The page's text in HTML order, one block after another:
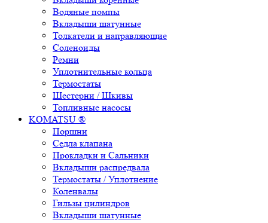
Водяные помпы
Вкладыши шатунные
Толкатели и направляющие
Соленоиды
Ремни
Уплотнительные кольца
Термостаты
Шестерни / Шкивы
Топливные насосы
KOMATSU ®
Поршни
Седла клапана
Прокладки и Сальники
Вкладыши распредвала
Термостаты / Уплотнение
Коленвалы
Гильзы цилиндров
Вкладыши шатунные